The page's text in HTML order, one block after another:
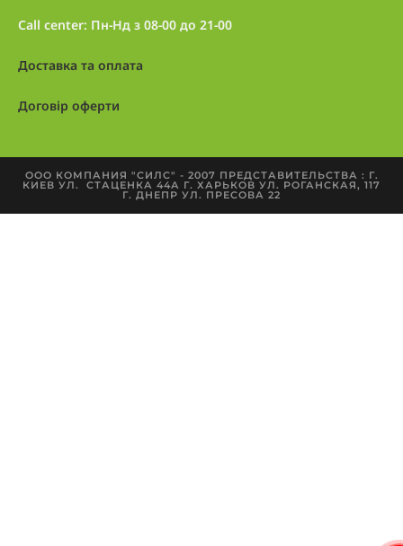
Call center: Пн-Нд з 08-00 до 21-00
Доставка та оплата
Договір оферти
ООО КОМПАНИЯ "СИЛС" - 2007 ПРЕДСТАВИТЕЛЬСТВА : Г.
КИЕВ УЛ. СТАЦЕНКА 44А Г. ХАРЬКОВ УЛ. РОГАНСКАЯ, 117
Г. ДНЕПР УЛ. ПРЕСОВА 22